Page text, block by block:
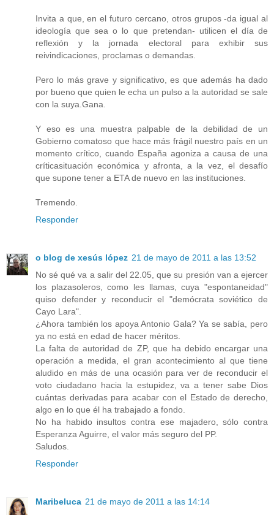
Invita a que, en el futuro cercano, otros grupos -da igual al
ideología que sea o lo que pretendan- utilicen el día de
reflexión y la jornada electoral para exhibir sus
reivindicaciones, proclamas o demandas.
Pero lo más grave y significativo, es que además ha dado
por bueno que quien le echa un pulso a la autoridad se sale
con la suya.Gana.
Y eso es una muestra palpable de la debilidad de un
Gobierno comatoso que hace más frágil nuestro país en un
momento crítico, cuando España agoniza a causa de una
críticasituación económica y afronta, a la vez, el desafío
que supone tener a ETA de nuevo en las instituciones.
Tremendo.
Responder
o blog de xesús lópez 21 de mayo de 2011 a las 13:52
No sé qué va a salir del 22.05, que su presión van a ejercer
los plazasoleros, como les llamas, cuya "espontaneidad"
quiso defender y reconducir el "demócrata soviético de
Cayo Lara".
¿Ahora también los apoya Antonio Gala? Ya se sabía, pero
ya no está en edad de hacer méritos.
La falta de autoridad de ZP, que ha debido encargar una
operación a medida, el gran acontecimiento al que tiene
aludido en más de una ocasión para ver de reconducir el
voto ciudadano hacia la estupidez, va a tener sabe Dios
cuántas derivadas para acabar con el Estado de derecho,
algo en lo que él ha trabajado a fondo.
No ha habido insultos contra ese majadero, sólo contra
Esperanza Aguirre, el valor más seguro del PP.
Saludos.
Responder
Maribeluca 21 de mayo de 2011 a las 14:14